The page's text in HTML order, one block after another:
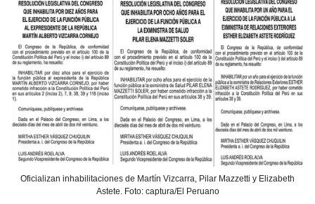
Oficializan inhabilitaciones de Martín Vizcarra, Pilar Mazzetti y Elizabeth
Astete. Foto: captura/El Peruano